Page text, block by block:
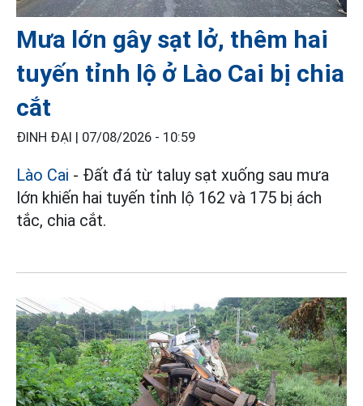
Mưa lớn gây sạt lở, thêm hai
tuyến tỉnh lộ ở Lào Cai bị chia
cắt
ĐINH ĐẠI | 07/08/2026 - 10:59
Lào Cai - Đất đá từ taluy sạt xuống sau mưa
lớn khiến hai tuyến tỉnh lộ 162 và 175 bị ách
tắc, chia cắt.